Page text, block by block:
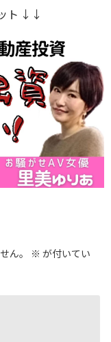
ト ↓↓
ん。 ※ が付いてい